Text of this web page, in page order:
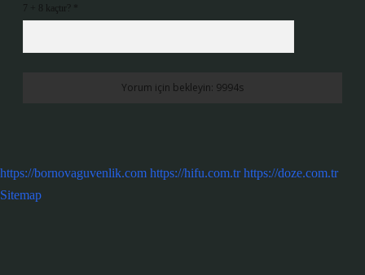
7 + 8 kaçtır?
https://bornovaguvenlik.com https://hifu.com.tr https://doze.com.tr
Sitemap